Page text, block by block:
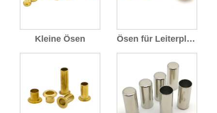
Kleine Ösen Ösen für Leiterplatte